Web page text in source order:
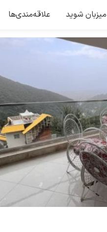
میزبان شوید علاقه‌مندی‌ها